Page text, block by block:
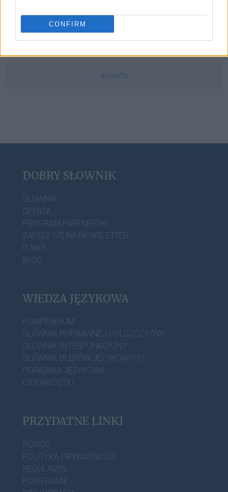
CONFIRM
karuzela stanowisk
alawita
DOBRY SŁOWNIK
SŁOWNIK
OFERTA
PROGRAM PARTNERSKI
ZAPISZ SIĘ NA NEWSLETTER
O NAS
BLOG
WIEDZA JĘZYKOWA
KOMPENDIUM
SŁOWNIK POPRAWNEJ POLSZCZYZNY
SŁOWNIK INTERPUNKCYJNY
SŁOWNIK BŁĘDÓW JĘZYKOWYCH
PORADNIA JĘZYKOWA
CIEKAWOSTKI
PRZYDATNE LINKI
POMOC
POLITYKA PRYWATNOŚCI
REGULAMIN
POBIERANIE